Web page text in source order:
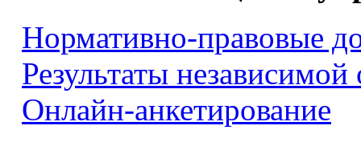
Нормативно-правовые
Результаты независимой
Онлайн-анкетирование